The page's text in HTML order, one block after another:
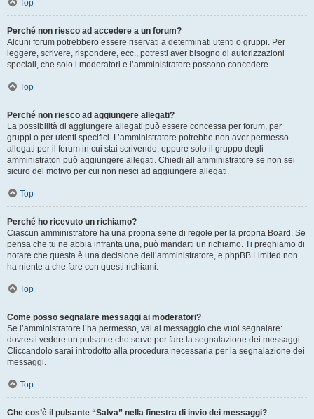
Top
Perché non riesco ad accedere a un forum?
Alcuni forum potrebbero essere riservati a determinati utenti o gruppi. Per
leggere, scrivere, rispondere, ecc., potresti aver bisogno di autorizzazioni
speciali, che solo i moderatori e l’amministratore possono concedere.
Top
Perché non riesco ad aggiungere allegati?
La possibilità di aggiungere allegati può essere concessa per forum, per
gruppi o per utenti specifici. L’amministratore potrebbe non aver permesso
allegati per il forum in cui stai scrivendo, oppure solo il gruppo degli
amministratori può aggiungere allegati. Chiedi all’amministratore se non sei
sicuro del motivo per cui non riesci ad aggiungere allegati.
Top
Perché ho ricevuto un richiamo?
Ciascun amministratore ha una propria serie di regole per la propria Board. Se
pensa che tu ne abbia infranta una, può mandarti un richiamo. Ti preghiamo di
notare che questa è una decisione dell’amministratore, e phpBB Limited non
ha niente a che fare con questi richiami.
Top
Come posso segnalare messaggi ai moderatori?
Se l’amministratore l’ha permesso, vai al messaggio che vuoi segnalare:
dovresti vedere un pulsante che serve per fare la segnalazione dei messaggi.
Cliccandolo sarai introdotto alla procedura necessaria per la segnalazione dei
messaggi.
Top
Che cos’è il pulsante “Salva” nella finestra di invio dei messaggi?